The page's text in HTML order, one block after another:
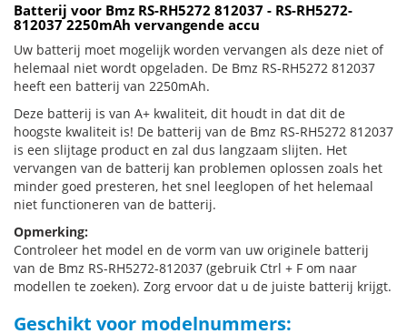
Batterij voor Bmz RS-RH5272 812037 - RS-RH5272-
812037 2250mAh vervangende accu
Uw batterij moet mogelijk worden vervangen als deze niet of
helemaal niet wordt opgeladen. De Bmz RS-RH5272 812037
heeft een batterij van 2250mAh.
Deze batterij is van A+ kwaliteit, dit houdt in dat dit de
hoogste kwaliteit is! De batterij van de Bmz RS-RH5272 812037
is een slijtage product en zal dus langzaam slijten. Het
vervangen van de batterij kan problemen oplossen zoals het
minder goed presteren, het snel leeglopen of het helemaal
niet functioneren van de batterij.
Opmerking:
Controleer het model en de vorm van uw originele batterij
van de Bmz RS-RH5272-812037 (gebruik Ctrl + F om naar
modellen te zoeken). Zorg ervoor dat u de juiste batterij krijgt.
Geschikt voor modelnummers: